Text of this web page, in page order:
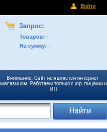
Войти
Запрос:
Товаров: -
На сумму: -
Внимание. Сайт не является интернет-
магазином. Работаем только с юр. лицами и
ИП